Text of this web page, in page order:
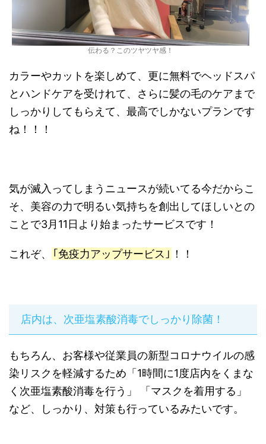
伝わる？このツヤツヤ感！
カラーやカットを楽しめて、更に無料でヘッドスパ
とハンドケアを受けれて、さらに髪の毛のケアまで
しっかりしてもらえて、最高でしかないプランです
ね！！！
気が滅入ってしまうニュースが続いてる今だからこ
そ、美容の力で明るい気持ちを創出してほしいとの
ことで3月11日より始まったサービスです！
これぞ、 ｢免疫力アップサービス｣ ！！
店内は、次亜塩素酸消毒でしっかり除菌！
もちろん、お客様や従業員の新型コロナウイルの感
染リスクを軽減するため「1時間に1度店内をくまな
く次亜塩素酸消毒を行う」 「マスクを着用する」
など、しっかり、対策も行っているみたいです。